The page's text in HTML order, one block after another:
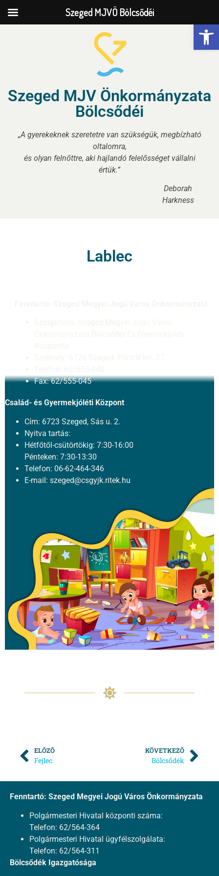
Szeged MJV Önkormányzata
Bölcsődéi
„A gyerekeknek szeretetre van szükségük, megbízható
oltalomra,
és olyan felnőttre, aki hajlandó felelősséget vállalni
értük.”
Deborah
Harkness
Lablec
Fax: 62/555-045
Család- és Gyermekjóléti Központ
Cím: 6723 Szeged, Sás u. 2.
Nyitva tartás:
Hétfőtől-csütörtökig: 7:30-16:00
Pénteken: 7:30-13:30
Telefon: 06-62-464-346
E-mail: szeged@csgyjk.ritek.hu
ELŐZŐ
Fejlec
KÖVETKEZŐ
Bölcsődék
Fenntartó: Szeged Megyei Jogú Város Önkormányzata
Polgármesteri Hivatal központi száma:
Telefon: 62/564-364
Polgármesteri Hivatal ügyfélszolgálata:
Telefon: 62/564-311
Bölcsődék Igazgatósága
Szeged MJVÖ Bölcsődéi